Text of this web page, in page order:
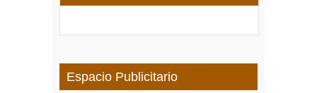
Espacio Publicitario